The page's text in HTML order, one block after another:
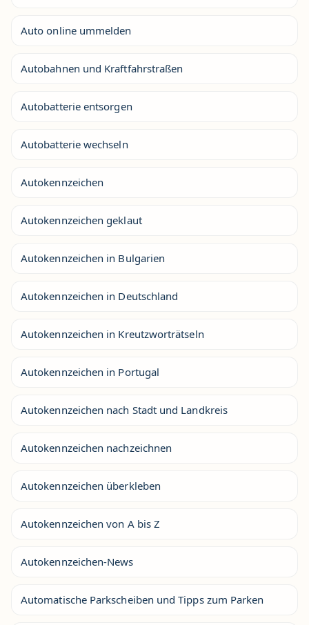
Auto online ummelden
Autobahnen und Kraftfahrstraßen
Autobatterie entsorgen
Autobatterie wechseln
Autokennzeichen
Autokennzeichen geklaut
Autokennzeichen in Bulgarien
Autokennzeichen in Deutschland
Autokennzeichen in Kreutzworträtseln
Autokennzeichen in Portugal
Autokennzeichen nach Stadt und Landkreis
Autokennzeichen nachzeichnen
Autokennzeichen überkleben
Autokennzeichen von A bis Z
Autokennzeichen-News
Automatische Parkscheiben und Tipps zum Parken